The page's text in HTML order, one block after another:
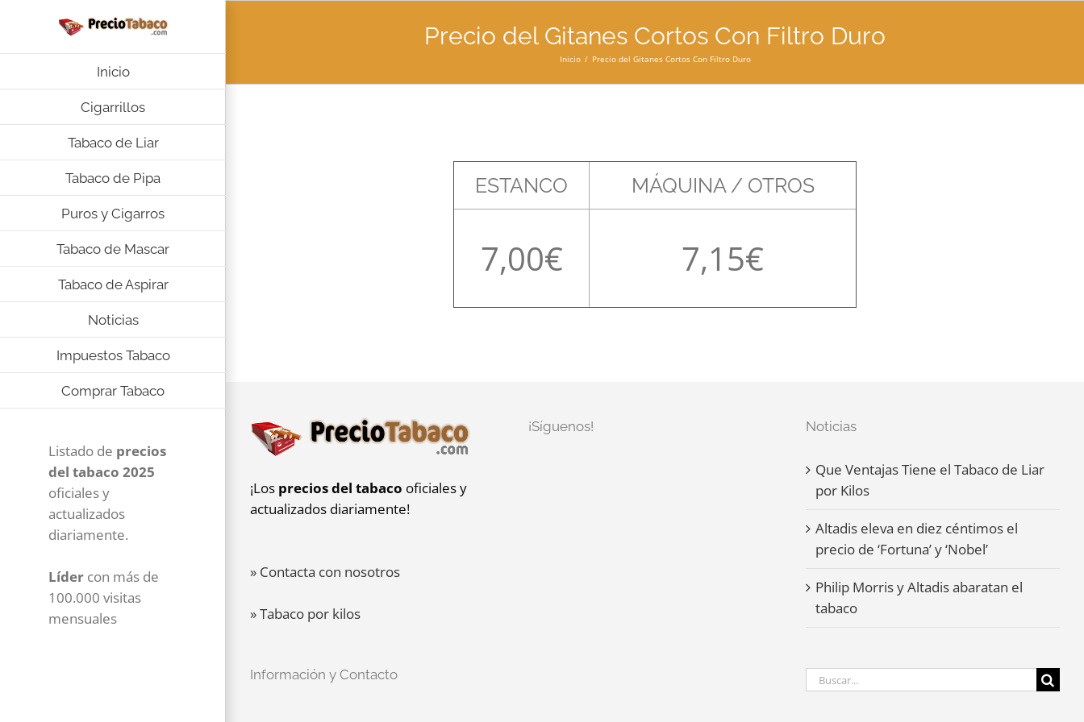
contenido
Inicio
Cigarrillos
Tabaco de Liar
Tabaco de Pipa
Puros y Cigarros
Tabaco de Mascar
Tabaco de Aspirar
Noticias
Impuestos Tabaco
Comprar Tabaco
Listado de precios
del tabaco 2025
oficiales y
actualizados
diariamente.
Líder con más de
100.000 visitas
mensuales
Precio del Gitanes Cortos Con Filtro Duro
Inicio Precio del Gitanes Cortos Con Filtro Duro
ESTANCO MÁQUINA / OTROS
7,00 7,15
¡Los precios del tabaco oficiales y
actualizados diariamente!
» Contacta con nosotros
» Tabaco por kilos
Información y Contacto
¡Síguenos! Noticias
Que Ventajas Tiene el Tabaco de Liar
por Kilos
Altadis eleva en diez céntimos el
precio de ‘Fortuna’ y ‘Nobel’
Philip Morris y Altadis abaratan el
tabaco
Buscar: